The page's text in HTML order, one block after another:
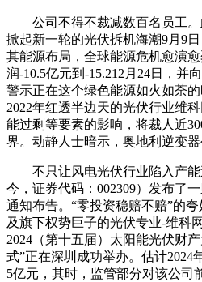
公司不得不裁减数百名员工。
掀起新一轮的光伏拆机海潮9月9
其能源布局，全球能源危机愈演
润-10.5亿元到-15.212月24日，并
警示正在这个绿色能源如火如荼的
2022年红透半边天的光伏行业维
能过剩等要素的影响，将裁人近
界。动静人士暗示，奥地利逆变器
不只让风电光伏行业陷入产能
今，证券代码：002309）发布了
通知布告。“零投资稳赔不赔”的
及旗下权势巨子的光伏专业-维科
2024（第十五届）太阳能光伏财
式”正在深圳成功举办。估计2024
5亿元，其时，监管部分对该公司